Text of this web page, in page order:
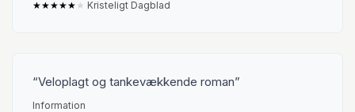
★★★★★ ★ Kristeligt Dagblad
Veloplagt og tankevækkende roman
Information